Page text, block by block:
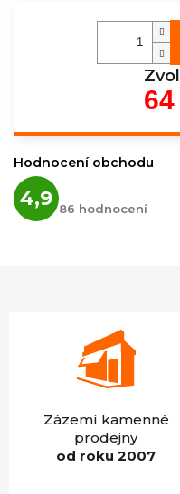
Hodnocení obchodu
4,9 hodnocení
obchodu
86 hodnocení
Zázemí kamenné
prodejny
od roku 2007